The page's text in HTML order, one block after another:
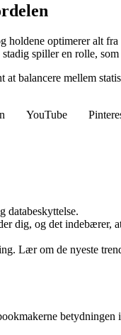
holdene optimerer alt
spiller en rolle,
balancere mellem
YouTube
databeskyttelse.
dig, og det indebærer,
Lær om de nyeste
betydningen